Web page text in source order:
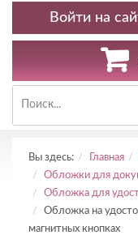
Вы здесь: Главная
Обложки для
Обложка для
Обложка на
магнитных кнопках